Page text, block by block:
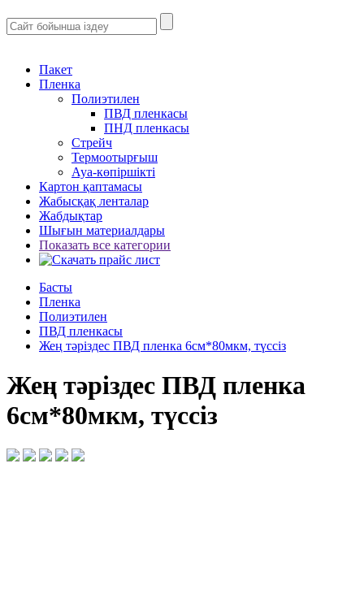
Пакет
Пленка
Полиэтилен
ПВД пленкасы
ПНД пленкасы
Стрейч
Термоотырғыш
Ауа-көпіршікті
Картон қаптамасы
Жабысқақ ленталар
Жабдықтар
Шығын материалдары
Показать все категории
Басты
Пленка
Полиэтилен
ПВД пленкасы
Жең тәріздес ПВД пленка 6см*80мкм, түссіз
Жең тәріздес ПВД пленка
6см*80мкм, түссіз